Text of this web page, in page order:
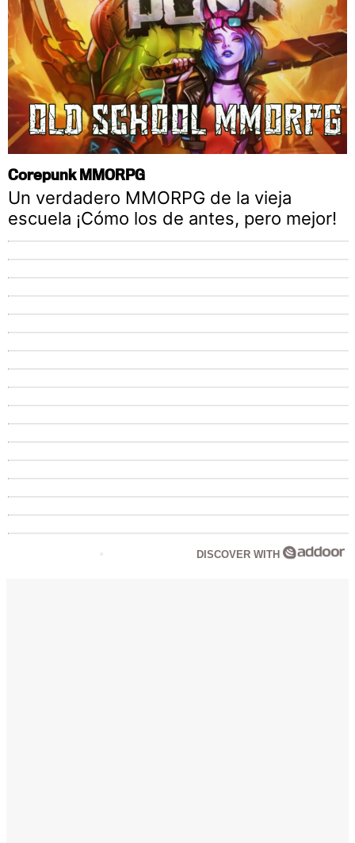
Corepunk MMORPG
Un verdadero MMORPG de la vieja
escuela ¡Cómo los de antes, pero mejor!
DISCOVER WITH